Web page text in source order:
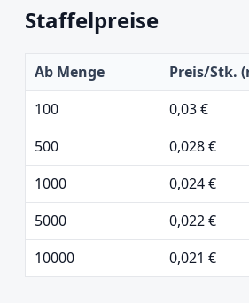
Staffelpreise
Ab Menge
Preis/Stk.
100
0,03 €
500
0,028 €
1000
0,024 €
5000
0,022 €
10000
0,021 €